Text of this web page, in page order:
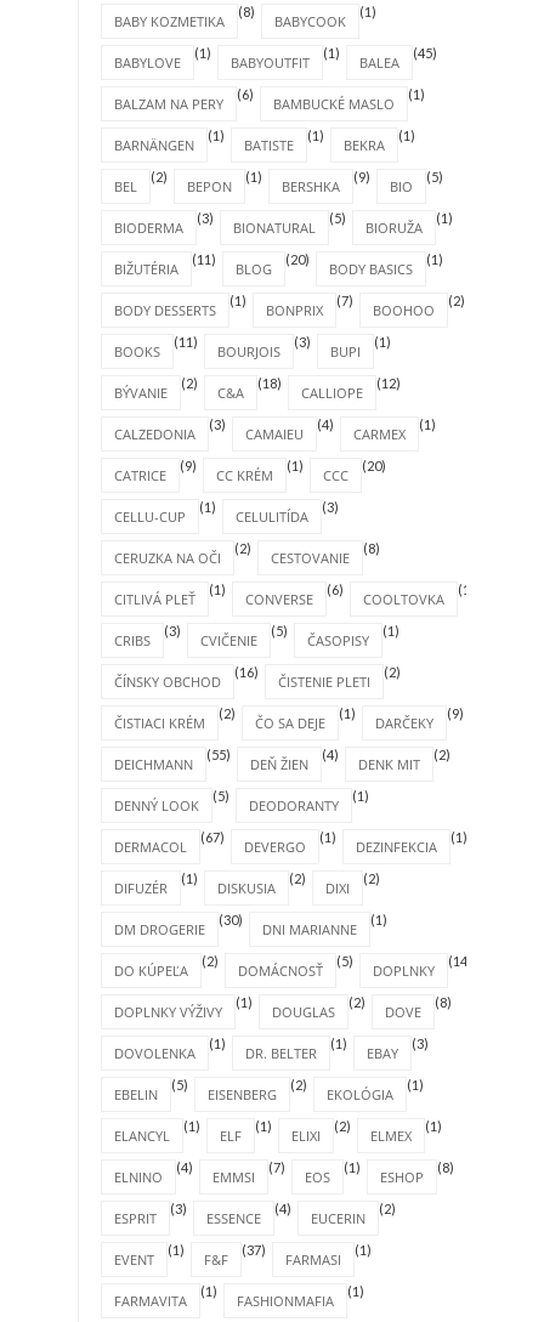
BABY KOZMETIKA
(8)
BABYCOOK
(1)
BABYLOVE
(1)
BABYOUTFIT
(1)
BALEA
(45)
BALZAM NA PERY
(6)
BAMBUCKÉ MASLO
(1)
BARNÄNGEN
(1)
BATISTE
(1)
BEKRA
(1)
BEL
(2)
BEPON
(1)
BERSHKA
(9)
BIO
(5)
BIODERMA
(3)
BIONATURAL
(5)
BIORUŽA
(1)
BIŽUTÉRIA
(11)
BLOG
(20)
BODY BASICS
(1)
BODY DESSERTS
(1)
BONPRIX
(7)
BOOHOO
(2)
BOOKS
(11)
BOURJOIS
(3)
BUPI
(1)
BÝVANIE
(2)
C&A
(18)
CALLIOPE
(12)
CALZEDONIA
(3)
CAMAIEU
(4)
CARMEX
(1)
CATRICE
(9)
CC KRÉM
(1)
CCC
(20)
CELLU-CUP
(1)
CELULITÍDA
(3)
CERUZKA NA OČI
(2)
CESTOVANIE
(8)
CITLIVÁ PLEŤ
(1)
CONVERSE
(6)
COOLTOVKA
(1)
CRIBS
(3)
CVIČENIE
(5)
ČASOPISY
(1)
ČÍNSKY OBCHOD
(16)
ČISTENIE PLETI
(2)
ČISTIACI KRÉM
(2)
ČO SA DEJE
(1)
DARČEKY
(9)
DEICHMANN
(55)
DEŇ ŽIEN
(4)
DENK MIT
(2)
DENNÝ LOOK
(5)
DEODORANTY
(1)
DERMACOL
(67)
DEVERGO
(1)
DEZINFEKCIA
(1)
DIFUZÉR
(1)
DISKUSIA
(2)
DIXI
(2)
DM DROGERIE
(30)
DNI MARIANNE
(1)
DO KÚPEĽA
(2)
DOMÁCNOSŤ
(5)
DOPLNKY
(14)
DOPLNKY VÝŽIVY
(1)
DOUGLAS
(2)
DOVE
(8)
DOVOLENKA
(1)
DR. BELTER
(1)
EBAY
(3)
EBELIN
(5)
EISENBERG
(2)
EKOLÓGIA
(1)
ELANCYL
(1)
ELF
(1)
ELIXI
(2)
ELMEX
(1)
ELNINO
(4)
EMMSI
(7)
EOS
(1)
ESHOP
(8)
ESPRIT
(3)
ESSENCE
(4)
EUCERIN
(2)
EVENT
(1)
F&F
(37)
FARMASI
(1)
FARMAVITA
(1)
FASHIONMAFIA
(1)